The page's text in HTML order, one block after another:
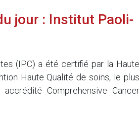
jour : Institut Paoli-
(IPC) a été certifié par la Haute
Haute Qualité de soins, le plus
Comprehensive Cancer